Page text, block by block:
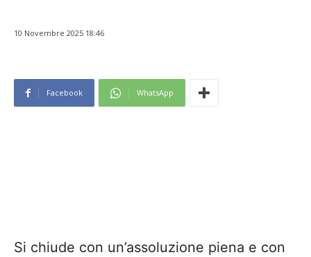
10 Novembre 2025 18:46
Facebook WhatsApp
Si chiude con un’assoluzione piena e con